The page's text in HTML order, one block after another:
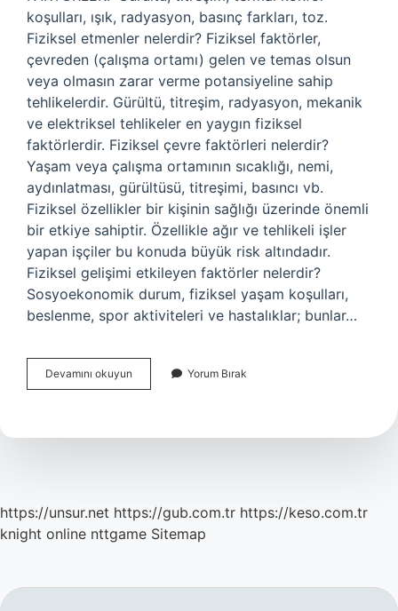
koşulları, ışık, radyasyon, basınç farkları, toz.
Fiziksel etmenler nelerdir? Fiziksel faktörler,
çevreden (çalışma ortamı) gelen ve temas olsun
veya olmasın zarar verme potansiyeline sahip
tehlikelerdir. Gürültü, titreşim, radyasyon, mekanik
ve elektriksel tehlikeler en yaygın fiziksel
faktörlerdir. Fiziksel çevre faktörleri nelerdir?
Yaşam veya çalışma ortamının sıcaklığı, nemi,
aydınlatması, gürültüsü, titreşimi, basıncı vb.
Fiziksel özellikler bir kişinin sağlığı üzerinde önemli
bir etkiye sahiptir. Özellikle ağır ve tehlikeli işler
yapan işçiler bu konuda büyük risk altındadır.
Fiziksel gelişimi etkileyen faktörler nelerdir?
Sosyoekonomik durum, fiziksel yaşam koşulları,
beslenme, spor aktiviteleri ve hastalıklar; bunlar…
Devamını okuyun
Faktörler
Yorum Bırak
https://unsur.net https://gub.com.tr https://keso.com.tr
knight online nttgame Sitemap